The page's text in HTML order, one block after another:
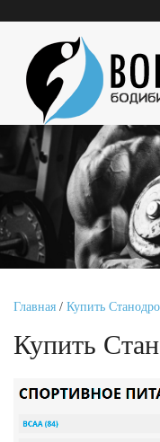
Главная / Купить
Купить